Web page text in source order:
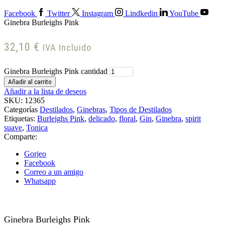
Facebook Twitter Instagram Lindkedin
YouTube
Ginebra Burleighs Pink
32,10 € IVA Incluido
Ginebra Burleighs Pink cantidad
Añadir al carrito
Añadir a la lista de deseos
SKU: 12365
Categorías Destilados, Ginebras, Tipos de Destilados
Etiquetas: Burleighs Pink, delicado, floral, Gin, Ginebra, spirit
suave, Tonica
Comparte:
Gorjeo
Facebook
Correo a un amigo
Whatsapp
Ginebra Burleighs Pink